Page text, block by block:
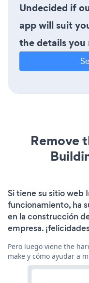
Undecided if
app will suit
the details you
Remove
Si tiene su sitio web
funcionamiento, ha
en la construcción
empresa.
Pero luego viene the
make y cómo ayudar a